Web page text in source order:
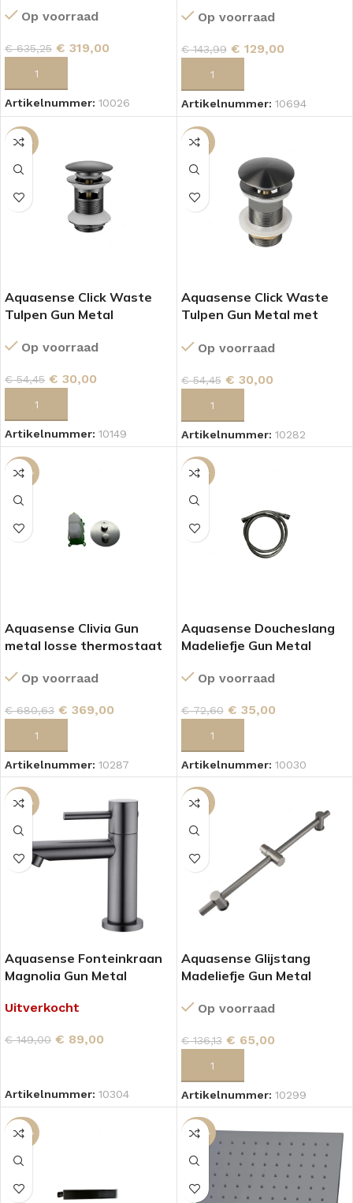
Op voorraad
€635,25 € 319,00
Artikelnummer: 10026
Op voorraad
€143,99 € 129,00
Artikelnummer: 10694
-45%
Aquasense Click Waste
Tulpen Gun Metal
Op voorraad
€54,45 € 30,00
Artikelnummer: 10149
-45%
Aquasense Click Waste
Tulpen Gun Metal met
Op voorraad
€54,45 € 30,00
Artikelnummer: 10282
-46%
Aquasense Clivia Gun
metal losse thermostaat
Op voorraad
€680,63 € 369,00
Artikelnummer: 10287
-52%
Aquasense Doucheslang
Madeliefje Gun Metal
Op voorraad
€72,60 € 35,00
Artikelnummer: 10030
-40%
Aquasense Fonteinkraan
Magnolia Gun Metal
Uitverkocht
€149,00 € 89,00
Artikelnummer: 10304
-52%
Aquasense Glijstang
Madeliefje Gun Metal
Op voorraad
€136,13 € 65,00
Artikelnummer: 10299
-46% -42%